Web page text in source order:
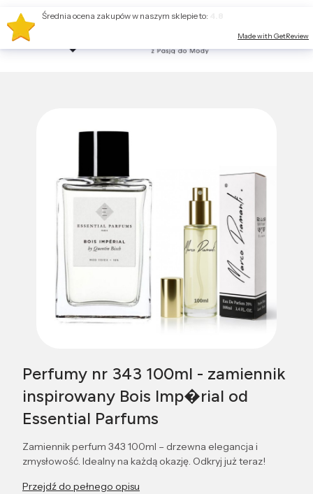
Perfumy nr 343 100ml - zamiennik
inspirowany Bois Imp�rial od
Essential Parfums
Zamiennik perfum 343 100ml – drzewna elegancja i
zmysłowość. Idealny na każdą okazję. Odkryj już teraz!
Przejdź do pełnego opisu
Średnia ocena zakupów w naszym sklepie to:
Made with GetReview